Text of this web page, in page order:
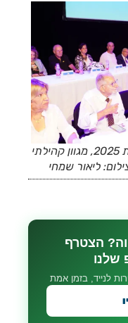
תמונה של יקירות ויקירי העיר לשנת 2025, מגוון קהילתי
ליאור שמחי
הצטרף
שלנו
לנייד, בזמן אמת